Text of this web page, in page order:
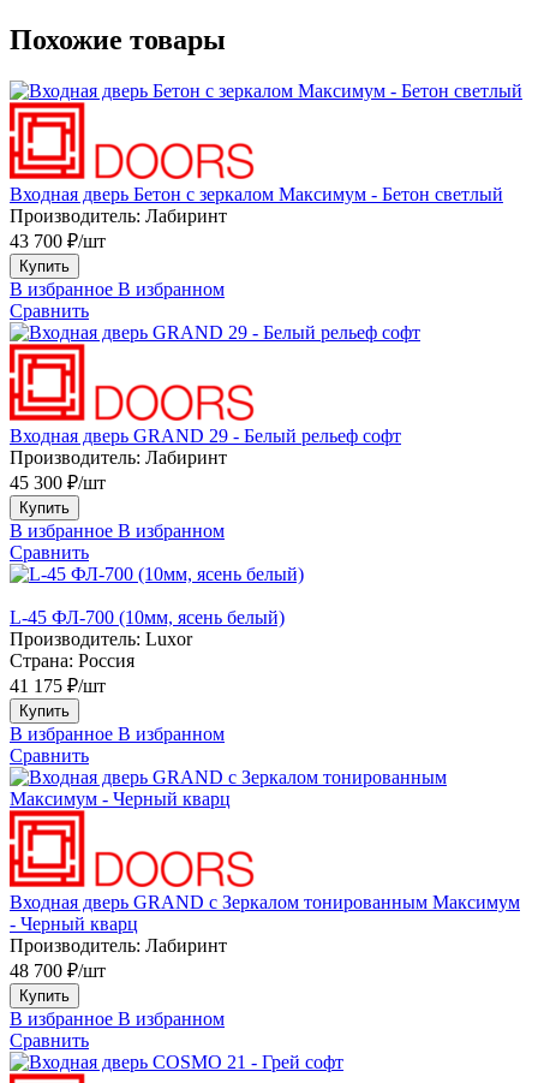
Похожие товары
Входная дверь Бетон с зеркалом Максимум - Бетон светлый
Производитель: Лабиринт
43 700 ₽/шт
Купить
В избранное В избранном
Сравнить
Входная дверь GRAND 29 - Белый рельеф софт
Производитель: Лабиринт
45 300 ₽/шт
Купить
В избранное В избранном
Сравнить
L-45 ФЛ-700 (10мм, ясень белый)
Производитель: Luxor
Страна: Россия
41 175 ₽/шт
Купить
В избранное В избранном
Сравнить
Входная дверь GRAND с Зеркалом тонированным Максимум
- Черный кварц
Производитель: Лабиринт
48 700 ₽/шт
Купить
В избранное В избранном
Сравнить